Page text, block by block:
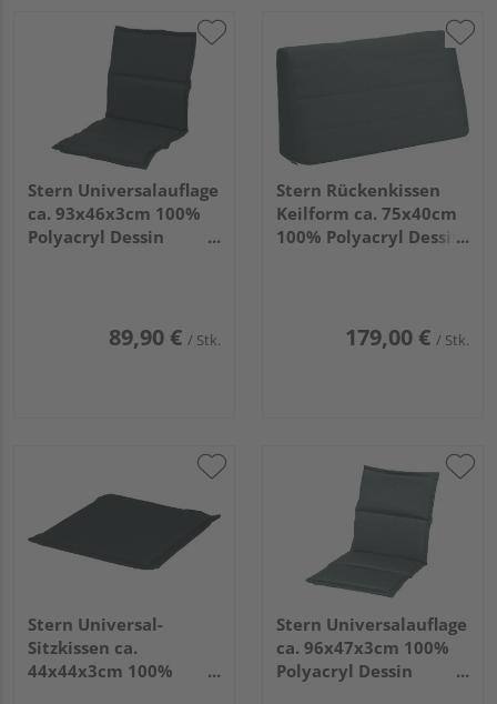
Stern Universalauflage
ca. 93x46x3cm 100%
Polyacryl Dessin
89,90 € / Stk.
Stern Rückenkissen
Keilform ca. 75x40cm
100% Polyacryl Dessin
179,00 € / Stk.
Stern Universal-
Sitzkissen ca.
44x44x3cm 100%
Stern Universalauflage
ca. 96x47x3cm 100%
Polyacryl Dessin